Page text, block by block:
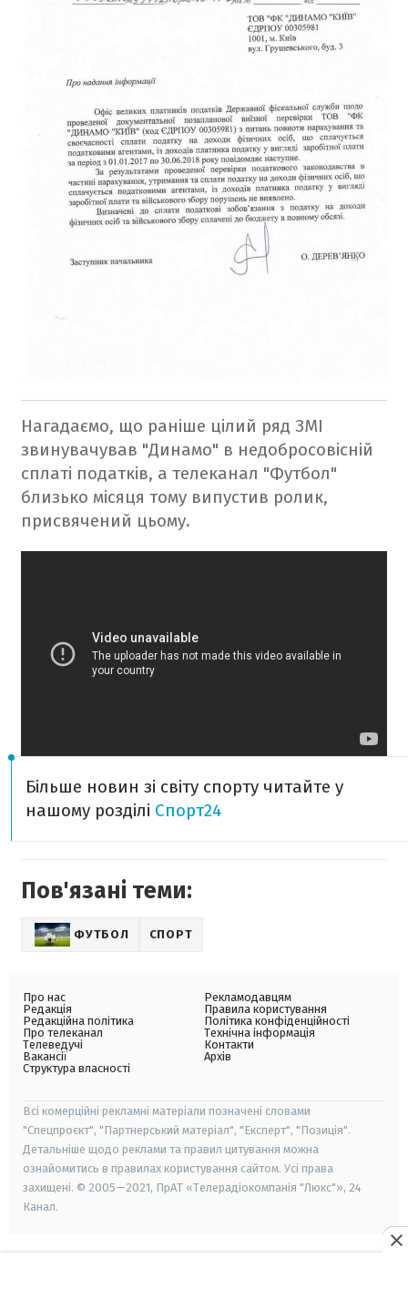
Нагадаємо, що раніше цілий ряд ЗМІ
звинувачував "Динамо" в недобросовісній
сплаті податків, а телеканал "Футбол"
близько місяця тому випустив ролик,
присвячений цьому.
Більше новин зі світу спорту читайте у
нашому розділі Спорт24
Пов'язані теми:
ФУТБОЛ СПОРТ
Про нас
Редакція
Редакційна політика
Про телеканал
Телеведучі
Вакансії
Структура власності
Рекламодавцям
Правила користування
Політика конфіденційності
Технічна інформація
Контакти
Архів
Всі комерційні рекламні матеріали позначені словами
"Спецпроєкт", "Партнерський матеріал", "Експерт", "Позиція".
Детальніше щодо реклами та правил цитування можна
ознайомитись в правилах користування сайтом. Усі права
захищені. © 2005—2021, ПрАТ «Телерадіокомпанія "Люкс"», 24
Канал.